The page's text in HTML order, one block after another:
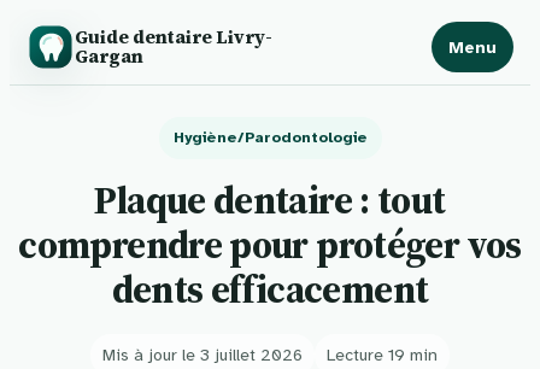
Guide dentaire Livry-
Gargan Menu
Hygiène/Parodontologie
Plaque dentaire : tout
comprendre pour protéger vos
dents efficacement
Mis à jour le 3 juillet 2026 Lecture 19 min